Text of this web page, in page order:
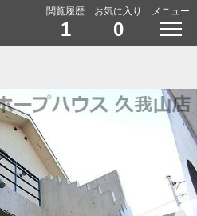
閲覧履歴
1
お気に入り
0
メニュー